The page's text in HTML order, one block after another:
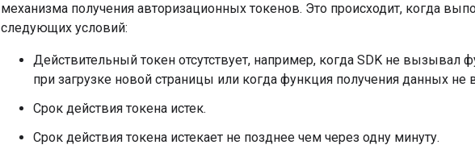
механизма получения авторизационных токенов. Это происходит, когда
следующих условий:
Действительный токен отсутствует, например, когда SDK не вызывал
при загрузке новой страницы или когда функция получения данных не
Срок действия токена истек.
Срок действия токена истекает не позднее чем через одну минуту.